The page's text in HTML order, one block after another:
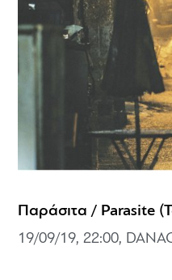
Παράσιτα / Parasite
19/09/19, 22:00,